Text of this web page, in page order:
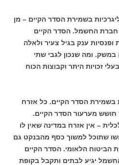
בשמירת הסדר הקיים – מן
חברת החשמל. הסדר הקיים
ענק בגיל צעיר ולאלה
ומה שנכון לגבי שתי
זכויות היתר וקבוצות הכוח
בשמירת הסדר הקיים. כל אזרח
חושש מערעור הסדר הקיים.
– אין אזרח במדינה שאין לו
שתוכל למשוך כסף מהבנקט גם
הלאומי. הסדר הקיים
יגיע לבתים ותקבל בקופת